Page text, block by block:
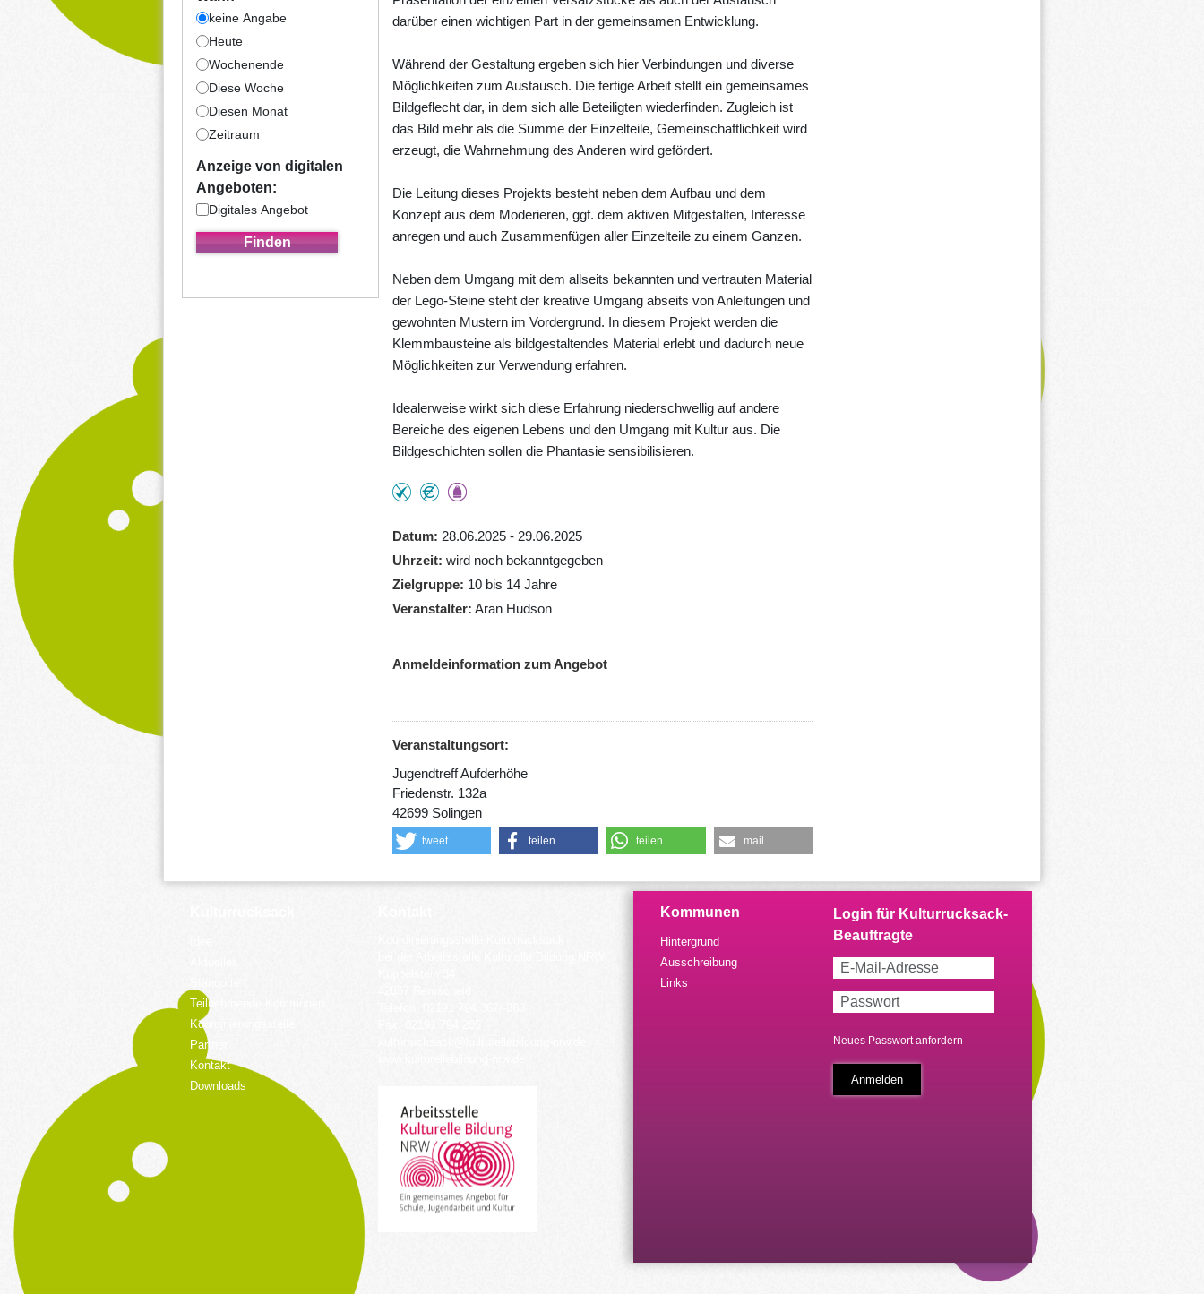
keine Angabe
Heute
Wochenende
Diese Woche
Diesen Monat
Zeitraum
Anzeige von digitalen
Angeboten:
Digitales Angebot
darüber einen wichtigen Part in der gemeinsamen Entwicklung.
Während der Gestaltung ergeben sich hier Verbindungen und diverse
Möglichkeiten zum Austausch. Die fertige Arbeit stellt ein gemeinsames
Bildgeflecht dar, in dem sich alle Beteiligten wiederfinden. Zugleich ist
das Bild mehr als die Summe der Einzelteile, Gemeinschaftlichkeit wird
erzeugt, die Wahrnehmung des Anderen wird gefördert.
Die Leitung dieses Projekts besteht neben dem Aufbau und dem
Konzept aus dem Moderieren, ggf. dem aktiven Mitgestalten, Interesse
anregen und auch Zusammenfügen aller Einzelteile zu einem Ganzen.
Neben dem Umgang mit dem allseits bekannten und vertrauten Material
der Lego-Steine steht der kreative Umgang abseits von Anleitungen und
gewohnten Mustern im Vordergrund. In diesem Projekt werden die
Klemmbausteine als bildgestaltendes Material erlebt und dadurch neue
Möglichkeiten zur Verwendung erfahren.
Idealerweise wirkt sich diese Erfahrung niederschwellig auf andere
Bereiche des eigenen Lebens und den Umgang mit Kultur aus. Die
Bildgeschichten sollen die Phantasie sensibilisieren.
Datum
28.06.2025 - 29.06.2025
Uhrzeit wird noch bekanntgegeben
Zielgruppe
10 bis 14 Jahre
Veranstalter Aran Hudson
Anmeldeinformation zum Angebot
Veranstaltungsort:
Jugendtreff Aufderhöhe
Friedenstr. 132a
42699 Solingen
tweet teilen teilen mail
Teilnehmende Kommunen
Koordinierungsstelle
Partner
Kontakt
Downloads
Kommunen
Hintergrund
Ausschreibung
Links
Neues Passwort anfordern